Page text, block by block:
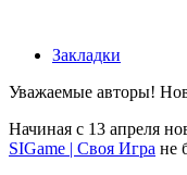
Закладки
Уважаемые авторы!
Начиная с 13 апреля
SIGame | Своя Игра не